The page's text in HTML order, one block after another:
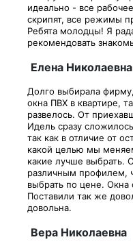
идеально - все
скрипят, все режимы
Ребята молодцы! Я
рекомендовать
Елена Николаевна
Долго выбирала фирму,
окна ПВХ в квартире,
развелось. От
Идель сразу
так как в отличие от
какой целью мы
какие лучше выбрать.
различным профилем,
выбрать по цене.
Поставили так же
довольна.
Вера Николаевна